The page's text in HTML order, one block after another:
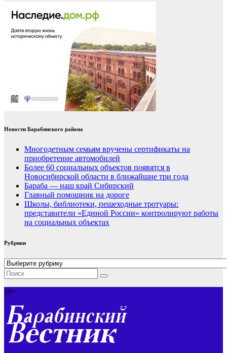
Новости Барабинского района
Многодетным семьям вручены сертификаты на
приобретение автомобилей
Более 60 социальных объектов появятся в
Новосибирской области в ближайшие три года
Бараба — наш край Сибирский
Главный помощник на дороге
Школы, библиотеки, пешеходные тротуары:
представители «Единой России» контролируют работы
на социальных объектах
Рубрики
Рубрики
16+